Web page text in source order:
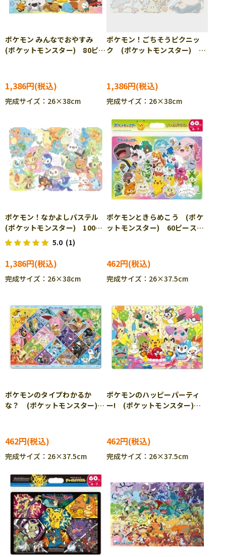
ポケモン みんなでおやすみ
(ポケットモンスター) 80ピー
1,386円
完成サイズ：26×38cm
ポケモン！ごちそうピクニッ
ク (ポケットモンスター)
1,386円
完成サイズ：26×38cm
ポケモン！なかよしパステル
(ポケットモンスター) 100ピ
ース BEV-100-037 ［CP-
PO］［CP-IT］
5.0 (1)
1,386円
完成サイズ：26×38cm
ポケモンときらめこう (ポケ
ットモンスター) 60ピース
462円
完成サイズ：26×37.5cm
ポケモンのタイプわかるか
な？ (ポケットモンスター)
462円
完成サイズ：26×37.5cm
ポケモンのハッピーパーティ
ー! (ポケットモンスター)
462円
完成サイズ：26×37.5cm